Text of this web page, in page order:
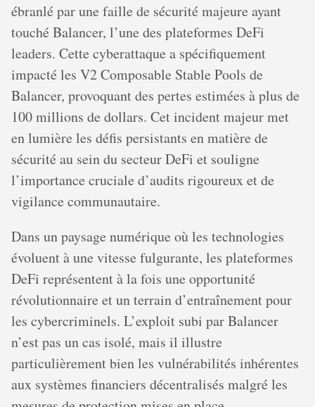
ébranlé par une faille de sécurité majeure ayant
touché Balancer, l’une des plateformes DeFi
leaders. Cette cyberattaque a spécifiquement
impacté les V2 Composable Stable Pools de
Balancer, provoquant des pertes estimées à plus de
100 millions de dollars. Cet incident majeur met
en lumière les défis persistants en matière de
sécurité au sein du secteur DeFi et souligne
l’importance cruciale d’audits rigoureux et de
vigilance communautaire.
Dans un paysage numérique où les technologies
évoluent à une vitesse fulgurante, les plateformes
DeFi représentent à la fois une opportunité
révolutionnaire et un terrain d’entraînement pour
les cybercriminels. L’exploit subi par Balancer
n’est pas un cas isolé, mais il illustre
particulièrement bien les vulnérabilités inhérentes
aux systèmes financiers décentralisés malgré les